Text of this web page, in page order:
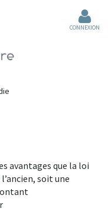
CONNEXION
avantages que la loi
soit une